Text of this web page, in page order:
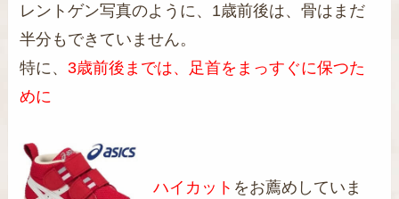
レントゲン写真のように、1歳前後は、骨はまだ
半分もできていません。
特に、 3歳前後までは、足首をまっすぐに保つた
めに
ハイカット をお薦めしていま